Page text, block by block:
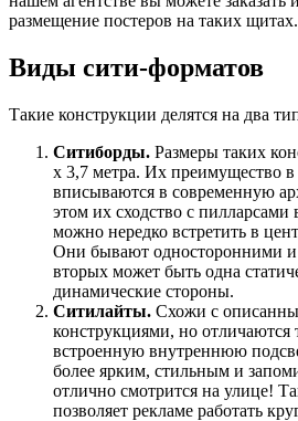
размещение постеров на таких щитах.
Виды сити-форматов
Такие конструкции делятся на два
Ситиборды. Размеры таких
х 3,7 метра. Их преимущество
вписываются в современную
этом их сходство с
можно нередко встретить в
Они бывают односторонними
вторых может быть одна
динамические стороны.
Ситилайты. Схожи с
конструкциями, но отличаются
встроенную внутреннюю
более ярким, стильным и
отлично смотрится на улице!
позволяет рекламе работать